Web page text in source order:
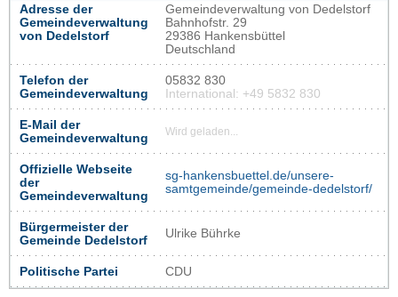
Adresse der
Gemeindeverwaltung
von Dedelstorf
Gemeindeverwaltung von Dedelstorf
Bahnhofstr. 29
29386 Hankensbüttel
Deutschland
Telefon der
Gemeindeverwaltung
05832 830
International: +49 5832 830
E-Mail der
Gemeindeverwaltung
Wird geladen...
Offizielle Webseite
der
Gemeindeverwaltung
sg-hankensbuettel.de/unsere-
samtgemeinde/gemeinde-dedelstorf/
Bürgermeister der
Gemeinde Dedelstorf
Ulrike Bührke
Politische Partei CDU